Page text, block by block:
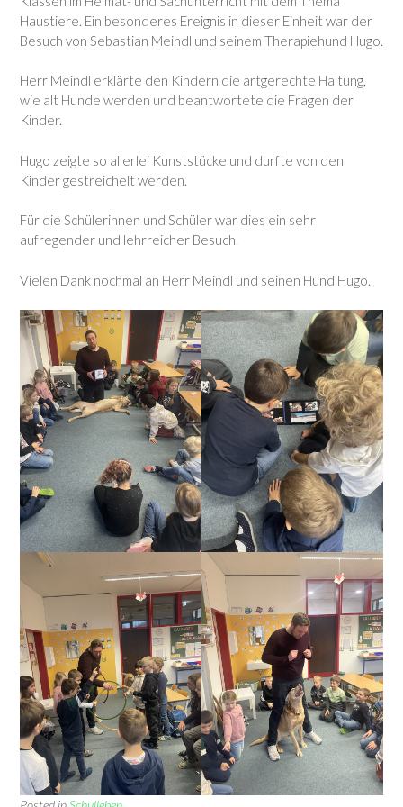
Haustiere. Ein besonderes Ereignis in dieser Einheit war der
Besuch von Sebastian Meindl und seinem Therapiehund Hugo.
Herr Meindl erklärte den Kindern die artgerechte Haltung,
wie alt Hunde werden und beantwortete die Fragen der
Kinder.
Hugo zeigte so allerlei Kunststücke und durfte von den
Kinder gestreichelt werden.
Für die Schülerinnen und Schüler war dies ein sehr
aufregender und lehrreicher Besuch.
Vielen Dank nochmal an Herr Meindl und seinen Hund Hugo.